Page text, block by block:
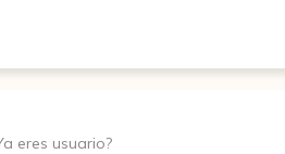
eres usuario?